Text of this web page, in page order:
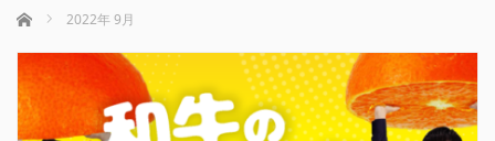
ホーム 2022年 9月